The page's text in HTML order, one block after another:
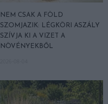
NEM CSAK A FÖLD
SZOMJAZIK: LÉGKÖRI ASZÁLY
SZÍVJA KI A VIZET A
NÖVÉNYEKBŐL